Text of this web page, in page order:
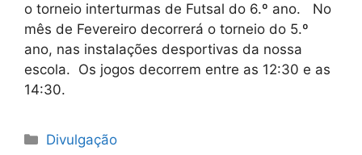
o torneio interturmas de Futsal do 6.º ano. No
mês de Fevereiro decorrerá o torneio do 5.º
ano, nas instalações desportivas da nossa
escola. Os jogos decorrem entre as 12:30 e as
14:30.
Categorias
Divulgação